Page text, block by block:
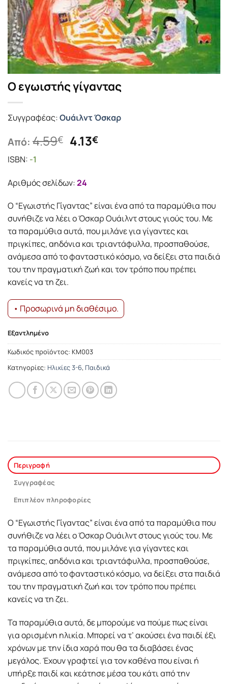
Ο εγωιστής γίγαντας
Συγγραφέας:Ουάιλντ Όσκαρ
Από: 4.59€ Original
4.59€.
4.13€Η
ISBN: -1
Αριθμός σελίδων:24
Ο “Εγωιστής Γίγαντας” είναι ένα από τα παραμύθια που
συνήθιζε να λέει ο Όσκαρ Ουάιλντ στους γιούς του. Με
τα παραμύθια αυτά, που μιλάνε για γίγαντες και
πριγκίπες, αηδόνια και τριαντάφυλλα, προσπαθούσε,
ανάμεσα από το φανταστικό κόσμο, να δείξει στα παιδιά
του την πραγματική ζωή και τον τρόπο που πρέπει
κανείς να τη ζει.
• Προσωρινά μη διαθέσιμο.
Εξαντλημένο
Κωδικός προϊόντος: ΚΜ003
Κατηγορίες: Ηλικίες 3-6, Παιδικά
Περιγραφή
Συγγραφέας
Επιπλέον πληροφορίες
Ο “Εγωιστής Γίγαντας” είναι ένα από τα παραμύθια που
συνήθιζε να λέει ο Όσκαρ Ουάιλντ στους γιούς του. Με
τα παραμύθια αυτά, που μιλάνε για γίγαντες και
πριγκίπες, αηδόνια και τριαντάφυλλα, προσπαθούσε,
ανάμεσα από το φανταστικό κόσμο, να δείξει στα παιδιά
του την πραγματική ζωή και τον τρόπο που πρέπει
κανείς να τη ζει.
Τα παραμύθια αυτά, δε μπορούμε να πούμε πως είναι
για ορισμένη ηλικία. Μπορεί να τ’ ακούσει ένα παιδί έξι
χρόνων με την ίδια χαρά που θα τα διαβάσει ένας
μεγάλος. Έχουν γραφτεί για τον καθένα που είναι ή
υπήρξε παιδί και κεάτησε μέσα του κάτι από την